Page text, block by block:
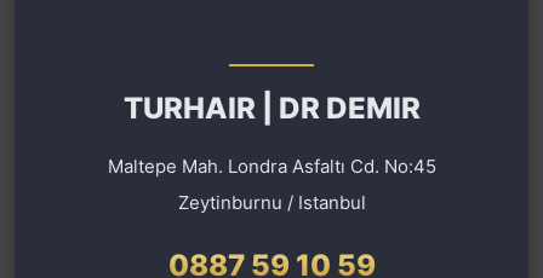
TURHAIR | DR DEMIR
Maltepe Mah. Londra Asfaltı Cd. No:45
Zeytinburnu / Istanbul
0887 59 10 59